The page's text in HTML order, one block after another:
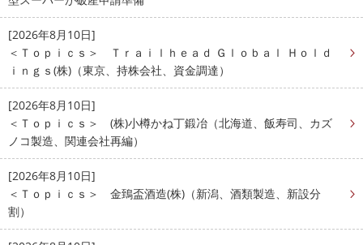
[2026年8月10日]
＜Ｔｏｐｉｃｓ＞ Ｔｒａｉｌｈｅａｄ Ｇｌｏｂａｌ Ｈｏｌｄ
ｉｎｇｓ(株)（東京、持株会社、資金調達）
[2026年8月10日]
＜Ｔｏｐｉｃｓ＞ (株)小樽かね丁鍛冶（北海道、飯寿司、カズ
ノコ製造、関連会社再編）
[2026年8月10日]
＜Ｔｏｐｉｃｓ＞ 金鵄盃酒造(株)（新潟、酒類製造、新設分
割）